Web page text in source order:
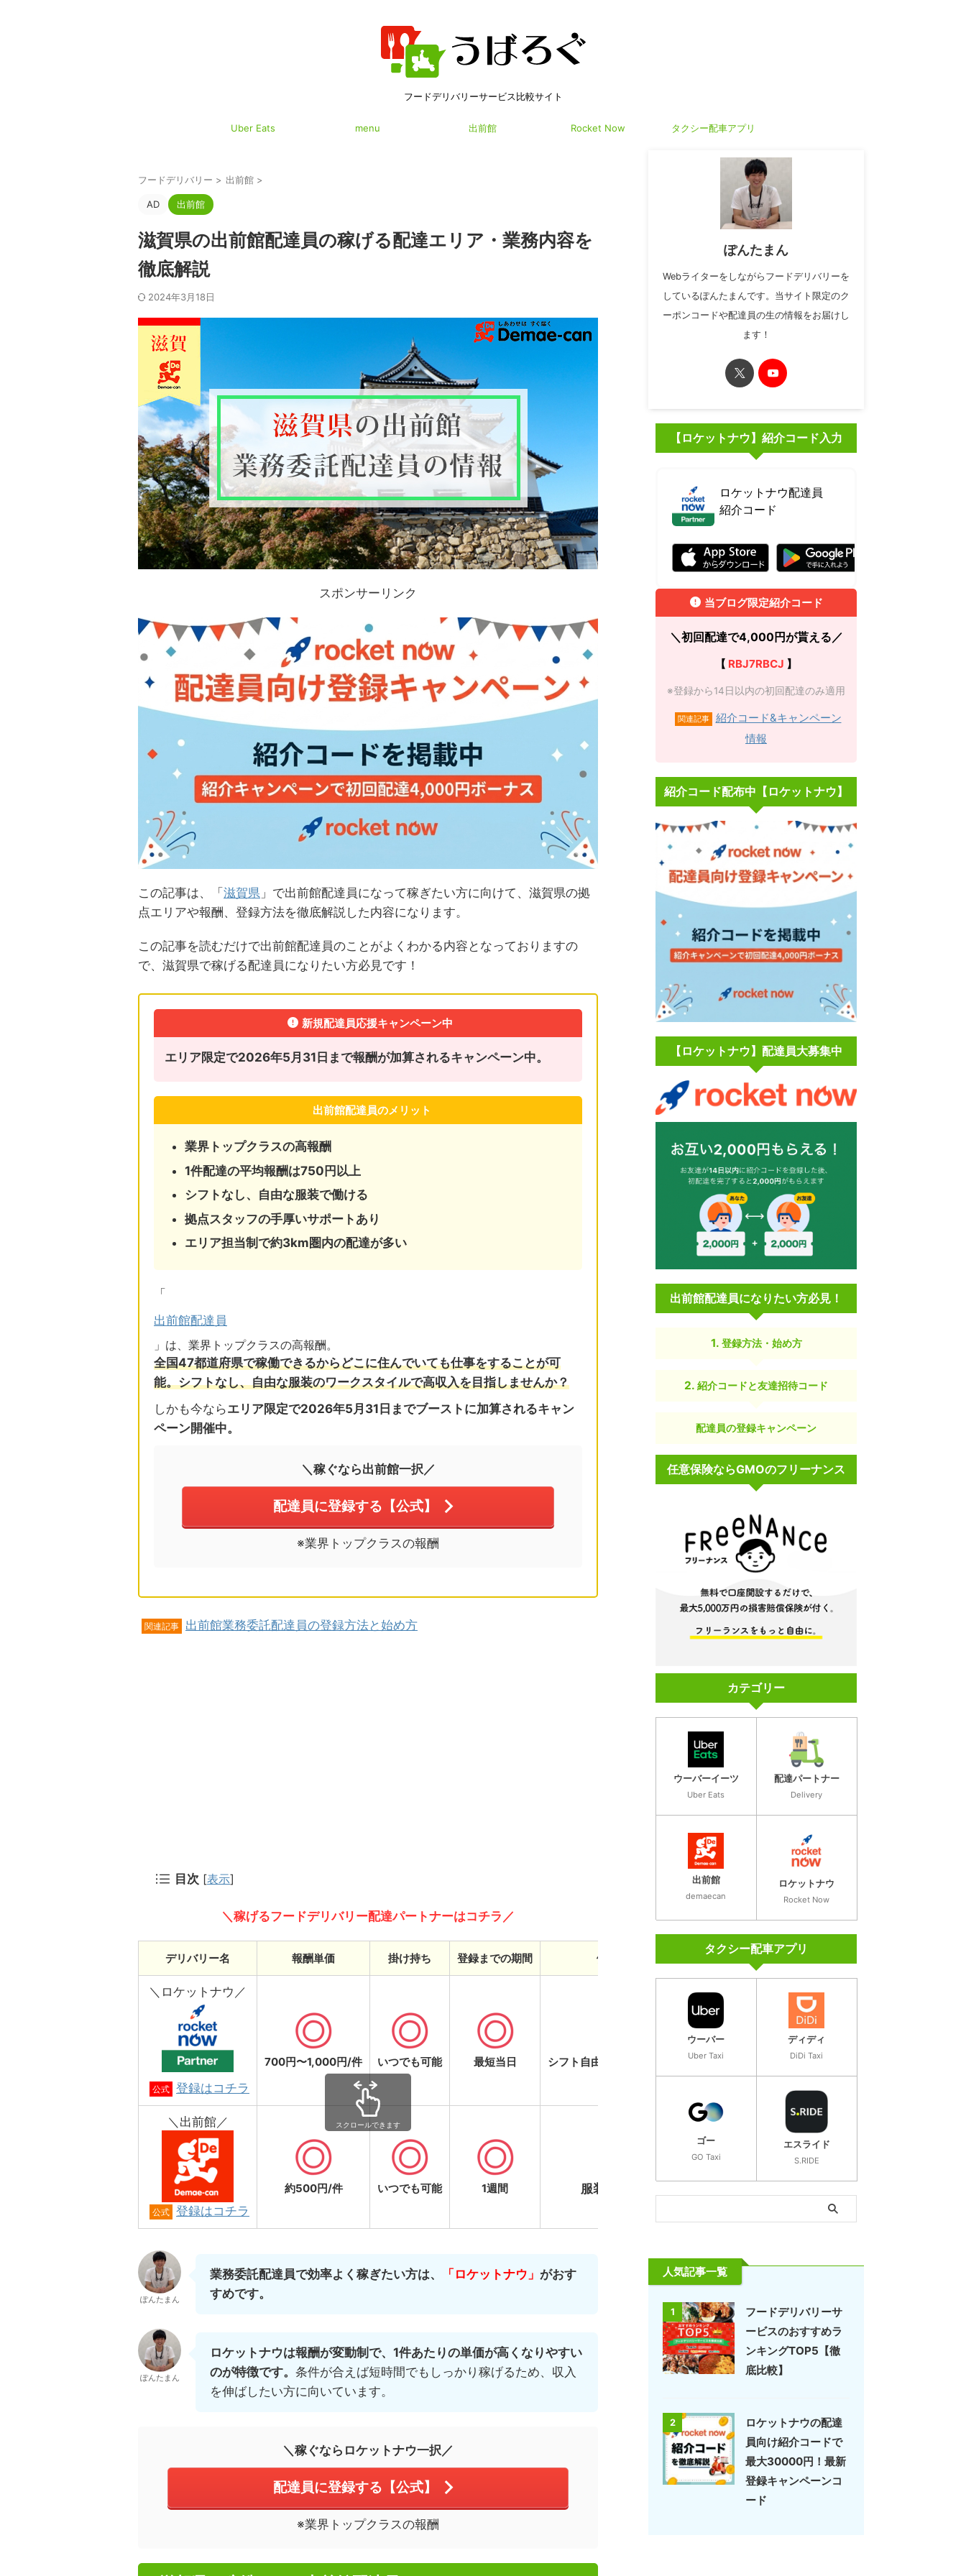
フードデリバリーサービス比較サイト
Uber Eats menu 出前館 Rocket Now タクシー配車アプリ
フードデリバリー > 出前館 >
AD 出前館
滋賀県の出前館配達員の稼げる配達エリア・業務内容を
徹底解説
2024年3月18日
スポンサーリンク
この記事は、「 滋賀県 」で出前館配達員になって稼ぎたい方に向けて、滋賀県の拠
点エリアや報酬、登録方法を徹底解説した内容になります。
この記事を読むだけで出前館配達員のことがよくわかる内容となっておりますの
で、滋賀県で稼げる配達員になりたい方必見です！
新規配達員応援キャンペーン中
エリア限定で2026年5月31日まで報酬が加算されるキャンペーン中。
出前館配達員のメリット
業界トップクラスの高報酬
1件配達の平均報酬は750円以上
シフトなし、自由な服装で働ける
拠点スタッフの手厚いサポートあり
エリア担当制で約3km圏内の配達が多い
「
出前館配達員
」は、業界トップクラスの高報酬。
全国47都道府県で稼働できるからどこに住んでいても仕事をすることが可
能。シフトなし、自由な服装のワークスタイルで高収入を目指しませんか？
しかも今ならエリア限定で2026年5月31日までブーストに加算されるキャン
ペーン開催中。
＼稼ぐなら出前館一択／
配達員に登録する【公式】
※業界トップクラスの報酬
関連記事 出前館業務委託配達員の登録方法と始め方
目次 [表示]
＼稼げるフードデリバリー配達パートナーはコチラ／
デリバリー名 報酬単価 掛け持ち 登録までの期間 働きやすさ
＼ロケットナウ／
公式 登録はコチラ
700円〜1,000円/件 いつでも可能 最短当日 シフト自由・現金なし・週払い
初回2,000円＋紹介コード等で上乗せ（最大2万〜
＼出前館／
公式 登録はコチラ
約500円/件 いつでも可能 1週間 服装の規定あり
登録キャンペーン
ぽんたまん
業務委託配達員で効率よく稼ぎたい方は、 「ロケットナウ」 がおす
すめです。
ぽんたまん
ロケットナウは報酬が変動制で、1件あたりの単価が高くなりやすい
のが特徴です。 条件が合えば短時間でもしっかり稼げるため、収入
を伸ばしたい方に向いています。
＼稼ぐならロケットナウ一択／
配達員に登録する【公式】
※業界トップクラスの報酬
ぽんたまん
Webライターをしながらフードデリバリーを
しているぽんたまんです。当サイト限定のク
ーポンコードや配達員の生の情報をお届けし
ます！
【ロケットナウ】紹介コード入力
ロケットナウ配達員
紹介コード
当ブログ限定紹介コード
＼初回配達で4,000円が貰える／
【 RBJ7RBCJ 】
※登録から14日以内の初回配達のみ適用
関連記事
紹介コード&キャンペーン
情報
紹介コード配布中【ロケットナウ】
【ロケットナウ】配達員大募集中
出前館配達員になりたい方必見！
登録方法・始め方
紹介コードと友達招待コード
配達員の登録キャンペーン
任意保険ならGMOのフリーナンス
カテゴリー
ウーバーイーツ
Uber Eats
配達パートナー
Delivery
出前館
demaecan
ロケットナウ
Rocket Now
タクシー配車アプリ
ウーバー
Uber Taxi
ディディ
DiDi Taxi
ゴー
GO Taxi
エスライド
S.RIDE
人気記事一覧
1
フードデリバリーサ
ービスのおすすめラ
ンキングTOP5【徹
底比較】
2
ロケットナウの配達
員向け紹介コードで
最大30000円！最新
登録キャンペーンコ
ード